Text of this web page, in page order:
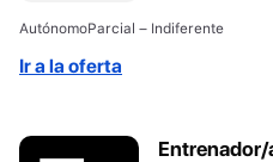
AutónomoParcial – Indiferente
Ir a la oferta
Entrenador/